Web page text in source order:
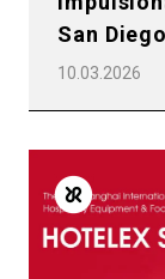
San Diego
10.03.2026